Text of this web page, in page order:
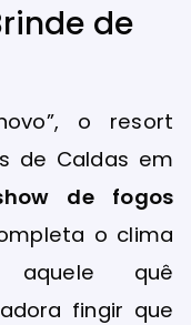
de
o resort
de Caldas em
de fogos
o clima
quê
fingir que